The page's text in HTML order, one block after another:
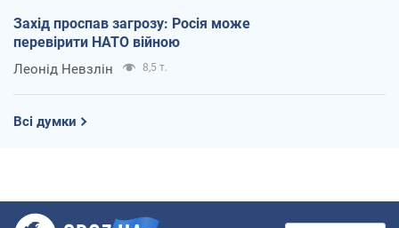
Захід проспав загрозу: Росія може
перевірити НАТО війною
Леонід Невзлін 8,5 т.
Всі думки